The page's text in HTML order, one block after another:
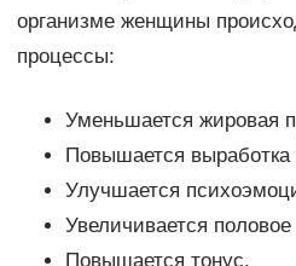
организме женщины
процессы:
Уменьшается жировая
Повышается выработка
Улучшается
Увеличивается
Повышается тонус.